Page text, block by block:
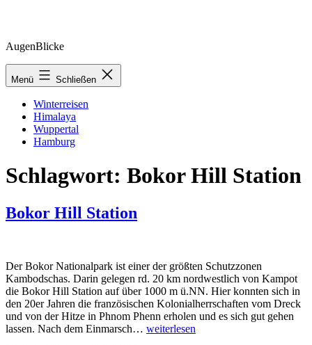
Zum
springen
AugenBlicke
Menü Schließen
Winterreisen
Himalaya
Wuppertal
Hamburg
Schlagwort: Bokor Hill Station
Bokor Hill Station
Der Bokor Nationalpark ist einer der größten Schutzzonen
Kambodschas. Darin gelegen rd. 20 km nordwestlich von Kampot
die Bokor Hill Station auf über 1000 m ü.NN. Hier konnten sich in
den 20er Jahren die französischen Kolonialherrschaften vom Dreck
und von der Hitze in Phnom Phenn erholen und es sich gut gehen
lassen. Nach dem Einmarsch… Bokor
weiterlesen